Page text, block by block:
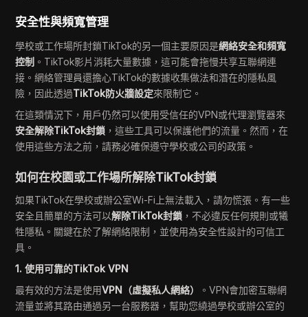
安全性與頻寬管理
學校或工作場所封鎖TikTok的另一個主要原因是網絡安全和頻寬
控制 。TikTok影片消耗大量數據，這可能會拖慢共享互聯網連
接。網絡管理員還擔心TikTok的數據收集做法和潛在的隱私風
險，因此透過TikTok防火牆設定來限制它。
在這類情況下，用戶仍然可以使用受信任的VPN或代理瀏覽器來
安全解除TikTok封鎖 ，這些工具可以保護他們的流量。然而，在
使用這些方法之前，請務必確保遵守學校或公司的政策。
如何在校園或工作場所解除TikTok封鎖
如果TikTok在學校或辦公室Wi-Fi上無法載入，請勿慌張。有一些
安全且簡單的方法可以解除TikTok封鎖 ，不必違反任何規則或犧
牲隱私。關鍵在於了解網絡限制，並使用為安全性設計的可信工
具。
1. 使用可靠的TikTok VPN
最有效的方法是使用VPN（虛擬私人網絡）
。VPN會加密互聯網
流量並將其路由通過另一台服務器，幫助您繞過學校或辦公室的